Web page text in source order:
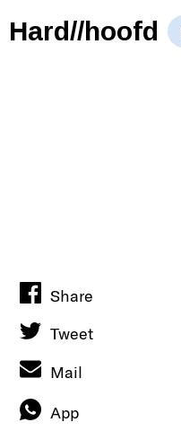
Hard//hoofd
Share
Tweet
Mail
App